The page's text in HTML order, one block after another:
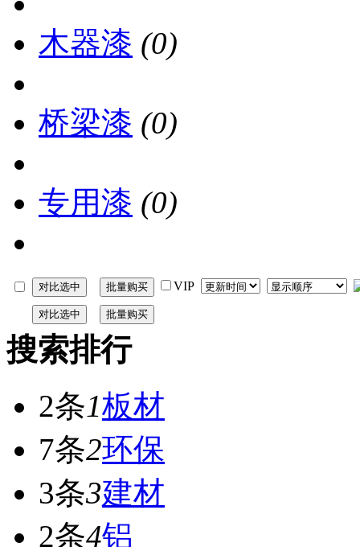
木器漆 (0)
桥梁漆 (0)
专用漆 (0)
VIP
搜索排行
2条1板材
7条2环保
3条3建材
2条4铝